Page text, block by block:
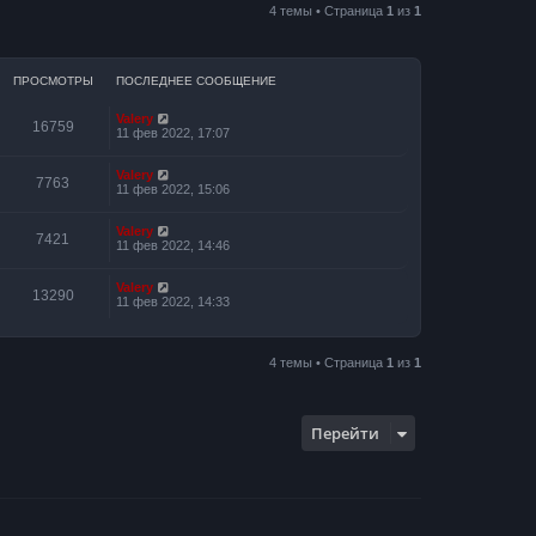
4 темы • Страница 1 из 1
ПРОСМОТРЫ ПОСЛЕДНЕЕ СООБЩЕНИЕ
16759
Valery
11 фев 2022, 17:07
7763
Valery
11 фев 2022, 15:06
7421
Valery
11 фев 2022, 14:46
13290
Valery
11 фев 2022, 14:33
4 темы • Страница 1 из 1
Перейти